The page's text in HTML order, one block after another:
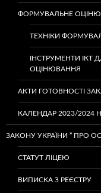
ФОРМУВАЛЬНЕ
ТЕХНІКИ
ІНСТРУМЕНТИ ІКТ
ОЦІНЮВАННЯ
АКТИ ГОТОВНОСТІ
КАЛЕНДАР 2023/2024
ЗАКОНУ УКРАЇНИ ” ПРО
СТАТУТ ЛІЦЕЮ
ВИПИСКА З РЕЄСТРУ